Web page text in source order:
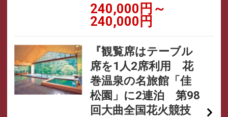
240,000円～
240,000円
『観覧席はテーブル
席を1人2席利用 花
巻温泉の名旅館「佳
松園」に2連泊 第98
回大曲全国花火競技